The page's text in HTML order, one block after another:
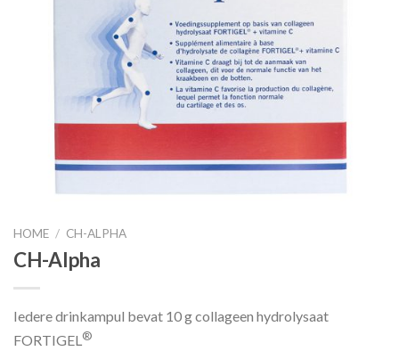
HOME / CH-ALPHA
CH-Alpha
Iedere drinkampul bevat 10 g collageen hydrolysaat
FORTIGEL®